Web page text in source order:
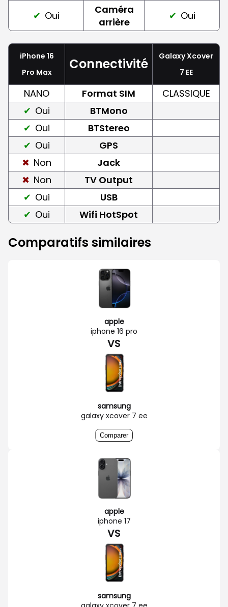
Oui
Caméra
arrière
Oui
iPhone 16
Pro Max
Connectivité
Galaxy Xcover
7 EE
NANO Format SIM
CLASSIQUE
Oui
BTMono
Oui
BTStereo
Oui
GPS
Non
Jack
Non
TV Output
Oui
USB
Oui
Wifi HotSpot
Comparatifs similaires
apple
iphone 16 pro
VS
samsung
galaxy xcover 7 ee
Comparer
apple
iphone 17
VS
samsung